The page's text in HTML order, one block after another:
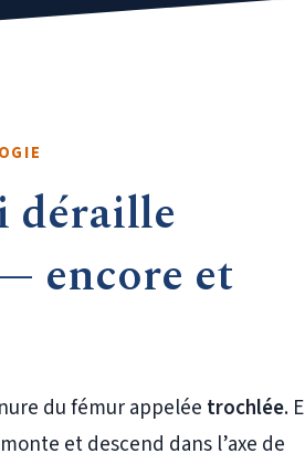
déraille
encore et
du fémur appelée trochlée.
et descend dans l’axe de